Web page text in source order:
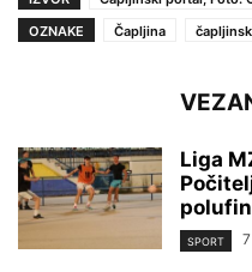
OZNAKE
Čapljina
Liga
SPORT